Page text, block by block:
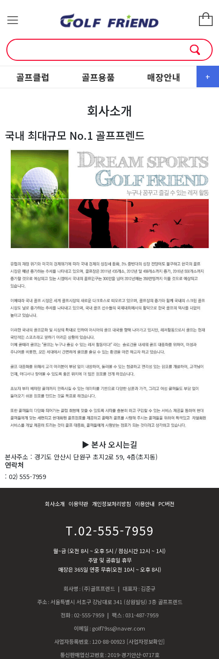
+
골프클럽 골프용품 매장안내 소
회사소개
국내 최대규모 No.1 골프프렌드
▶ 본사 오시는길
본사주소 : 경기도 안산시 단원구 초지2로 59, 4층(초지동)
연락처
: 02) 555-7959
회사소개 이용약관 개인정보처리방침 이용안내 PC버전
T.02-555-7959
월~금 (오전 8시 ~ 오후 5시 / 점심시간 12시 ~ 1시)
주말 및 공휴일 휴무
매장은 365일 연중 무휴(오전 10시 ~ 오후 8시)
회사명 : (주)골프프렌드 | 대표자: 김준규
주소 : 서울특별시 서초구 강남대로 341 (삼원빌딩) 3층 골프프렌드
전화: 02-555-7959 | 팩스: 031-487-7959
이메일 : golf79ss@naver.com
사업자등록번호: 120-88-00923 [사업자정보확인]
통신판매업신고번호 :2019-경기안산-0717호